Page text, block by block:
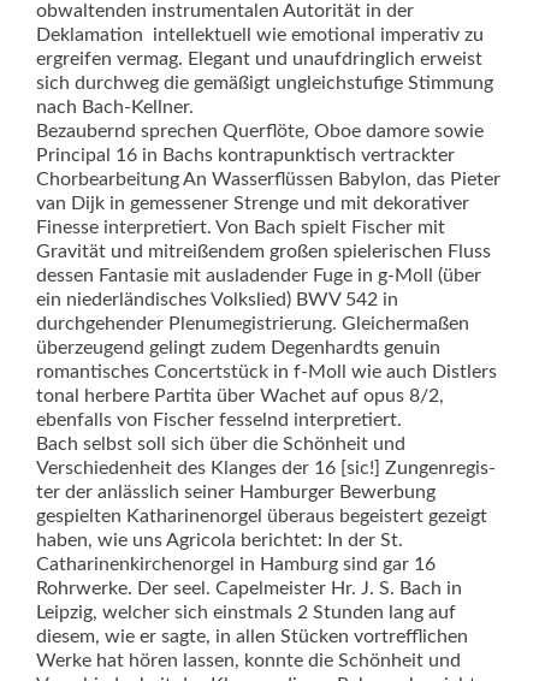
obwaltenden instrumentalen Autorität in der
Deklamation  intellektuell wie emotional imperativ zu
ergreifen vermag. Elegant und unaufdringlich erweist
sich durchweg die gemäßigt ungleichstufige Stimmung
nach Bach-Kellner.
Bezaubernd sprechen Querflöte, Oboe damore sowie
Principal 16 in Bachs kontrapunktisch vertrackter
Chorbearbeitung An Wasserflüssen Babylon, das Pieter
van Dijk in gemessener Strenge und mit dekorativer
Finesse interpretiert. Von Bach spielt Fischer mit
Gravität und mitreißendem großen spielerischen Fluss
dessen Fantasie mit ausladender Fuge in g-Moll (über
ein niederländisches Volkslied) BWV 542 in
durchgehender Plenumegistrierung. Gleichermaßen
überzeugend gelingt zudem Degenhardts genuin
romantisches Concertstück in f-Moll wie auch Distlers
tonal herbere Partita über Wachet auf opus 8/2,
ebenfalls von Fischer fesselnd interpretiert.
Bach selbst soll sich über die Schönheit und
Verschiedenheit des Klanges der 16 [sic!] Zungenregis­
ter der anlässlich seiner Hamburger Bewerbung
gespielten Katharinenorgel überaus begeistert gezeigt
haben, wie uns Agricola berichtet: In der St.
Catharinenkirchenorgel in Hamburg sind gar 16
Rohrwerke. Der seel. Capelmeister Hr. J. S. Bach in
Leipzig, welcher sich einstmals 2 Stunden lang auf
diesem, wie er sagte, in allen Stücken vortrefflichen
Werke hat hören lassen, konnte die Schönheit und